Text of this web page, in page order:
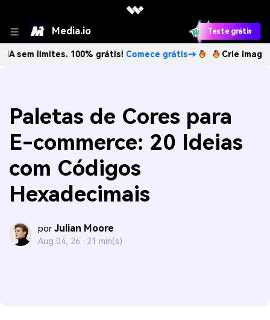
Media.io Teste grátis
100% grátis!Comece grátis→ Crie imagens com
Paletas de Cores para
E-commerce: 20 Ideias
com Códigos
Hexadecimais
por Julian Moore
Aug 04, 26 · 21 min(s)